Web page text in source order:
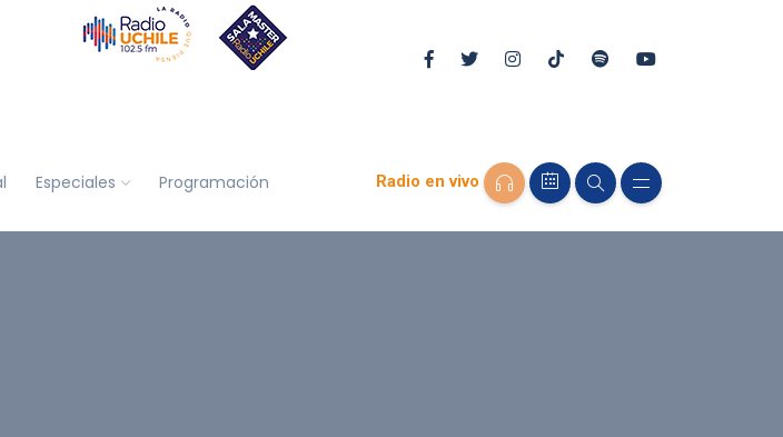
Especiales Programación Radio en vivo